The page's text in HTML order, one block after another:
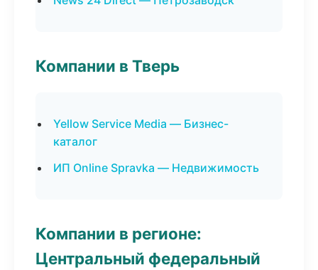
Компании в Тверь
Yellow Service Media — Бизнес-
каталог
ИП Online Spravka — Недвижимость
Компании в регионе:
Центральный федеральный